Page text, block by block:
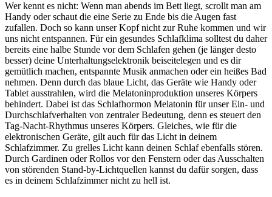
Wer kennt es nicht: Wenn man abends im Bett liegt, scrollt man am
Handy oder schaut die eine Serie zu Ende bis die Augen fast
zufallen. Doch so kann unser Kopf nicht zur Ruhe kommen und wir
uns nicht entspannen. Für ein gesundes Schlafklima solltest du daher
bereits eine halbe Stunde vor dem Schlafen gehen (je länger desto
besser) deine Unterhaltungselektronik beiseitelegen und es dir
gemütlich machen, entspannte Musik anmachen oder ein heißes Bad
nehmen. Denn durch das blaue Licht, das Geräte wie Handy oder
Tablet ausstrahlen, wird die Melatoninproduktion unseres Körpers
behindert. Dabei ist das Schlafhormon Melatonin für unser Ein- und
Durchschlafverhalten von zentraler Bedeutung, denn es steuert den
Tag-Nacht-Rhythmus unseres Körpers. Gleiches, wie für die
elektronischen Geräte, gilt auch für das Licht in deinem
Schlafzimmer. Zu grelles Licht kann deinen Schlaf ebenfalls stören.
Durch Gardinen oder Rollos vor den Fenstern oder das Ausschalten
von störenden Stand-by-Lichtquellen kannst du dafür sorgen, dass
es in deinem Schlafzimmer nicht zu hell ist.